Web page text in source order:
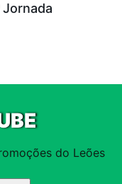
do Leões